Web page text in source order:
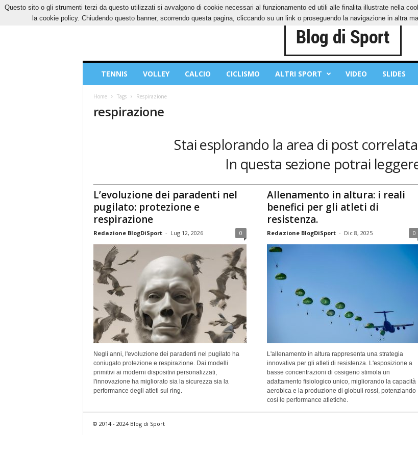
GIOVEDÌ, 6 AGOSTO 2026 CONTATTI COOKIES PRIVACY POLICY
Sport
TENNIS VOLLEY CALCIO CICLISMO ALTRI SPORT VIDEO SLIDES
Home Tags Respirazione
respirazione
Stai esplorando la area di post
In questa sezione potrai
L’evoluzione dei paradenti nel
pugilato: protezione e
respirazione
Redazione BlogDiSport - Lug 12, 2026 0
Negli anni, l'evoluzione dei paradenti nel pugilato ha
coniugato protezione e respirazione. Dai modelli
primitivi ai moderni dispositivi personalizzati,
l'innovazione ha migliorato sia la sicurezza sia la
performance degli atleti sul ring.
Allenamento in altura: i reali
benefici per gli atleti di
resistenza.
Redazione BlogDiSport - Dic 8, 2025 0
L'allenamento in altura rappresenta una strategia
innovativa per gli atleti di resistenza. L'esposizione a
basse concentrazioni di ossigeno stimola un
adattamento fisiologico unico, migliorando la capacità
aerobica e la produzione di globuli rossi, potenziando
così le performance atletiche.
© 2014 - 2024 Blog di Sport
Questo sito o gli strumenti terzi da questo utilizzati si avvalgono di cookie necessari al funzionamento ed utili alle finalita illustrate nella
la cookie policy. Chiudendo questo banner, scorrendo questa pagina, cliccando su un link o proseguendo la navigazione in altra